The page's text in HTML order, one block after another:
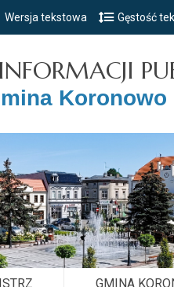
Przejdź do głównego menu
Przejdź do treści
Przejdź do mapy serwisu
Wersja tekstowa Gęstość
Koronowo
GMINA